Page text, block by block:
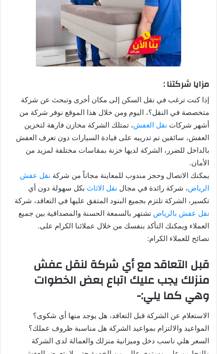
مزايا شركتنا :
إذا كنت ترغب في نقل السكن إلى مكان أخرى وتبحث عن شركة
متخصصة في النقل؟، اليوم ومن خلال هذا الموقع نوفر شركة من
أشهر شركات نقل العفش، تمتلك الشركة مخازن فارهة لتخزين
العفش، سائقين تم تدريبه على قيادة السيارات دون تعرف العفش
بالداخل للضرر، الشركة لديها خزنة بمقاسات مختلفة لمزيد من
الأمان.
يمكنك الاتصال وحجز مندوب للمعاينة مجاناً من شركة نقل عفش
الرياض، شركة رائدة في مجال نقل الاثاث بكل سهولة دون أي
تكسير، الشركة تلتزم بجميع البنود المتفق عليها في التعاقد، شركة
نقل عفش بالرياض تشتهر بالسمعة الحسنة والمصداقية بين جميع
العملاء ويمكنك التأكد بنفسك من خلال عملائنا الكرام على.
نصائح للعملاء الكرام:
قبل التعاقد مع أي شركة لنقل عفش
منزلك يجب عليك اتباع بعض الخطوات
وهي كما يلي:-
الاستعلام عن الشركة قبل التعاقد، هل يوجد منها أي شكوى؟
المواعيد والالتزام بمواعيد الشركة هل مناسبة ظروف عملك؟
السعر هلي ناسب دخل وميزانية منزلك والعمالة لدى الشركة